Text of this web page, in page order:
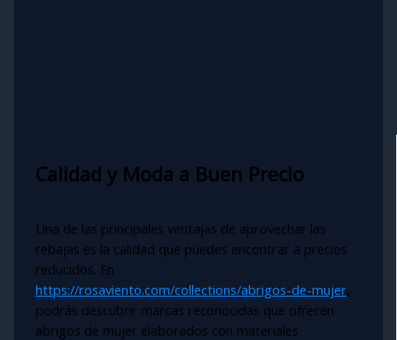
Calidad y Moda a Buen Precio
Una de las principales ventajas de aprovechar las
rebajas es la calidad que puedes encontrar a precios
reducidos. En
https://rosaviento.com/collections/abrigos-de-mujer,
podrás descubrir marcas reconocidas que ofrecen
abrigos de mujer elaborados con materiales